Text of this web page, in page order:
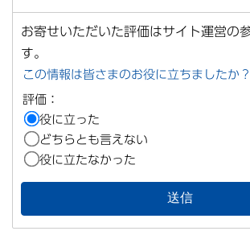
お寄せいただいた評価はサイト運営の
す。
この情報は皆さまのお役に立ちましたか？
評価：
役に立った
どちらとも言えない
役に立たなかった